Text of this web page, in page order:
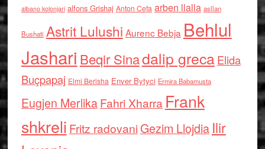
albano kolonjari alfons Grishaj Anton Cefa arben llalla asllan
Bushati Astrit Lulushi Aurenc Bebja Behlul
Jashari Beqir Sinadalip grecaElida
Buçpapaj Elmi Berisha Enver Bytyci Ermira Babamusta
Eugjen MerlikaFahri Xharra Frank
shkreli Fritz radovaniGezim Llojdia Ilir